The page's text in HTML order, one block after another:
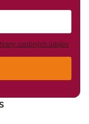
osobných údajov